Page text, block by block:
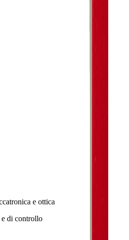
e ottica
e di controllo